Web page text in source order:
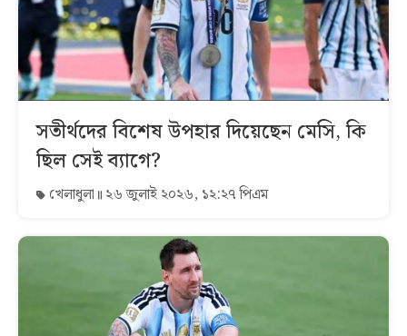
সতীর্থদের বিশেষ উপহার দিয়েছেন মেসি, কি
ছিল সেই ব্যাগে?
খেলাধুলা ২৬ জুলাই ২০২৬, ১২:২৭ পিএম